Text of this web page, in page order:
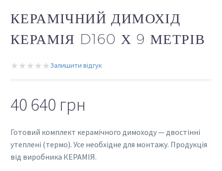
КЕРАМІЧНИЙ ДИМОХІД
КЕРАМІЯ D160 Х 9 МЕТРІВ
★★★★★Залишити відгук
40 640 грн
Готовий комплект керамічного димоходу — двостінні
утеплені (термо). Усе необхідне для монтажу. Продукція
від виробника КЕРАМІЯ.